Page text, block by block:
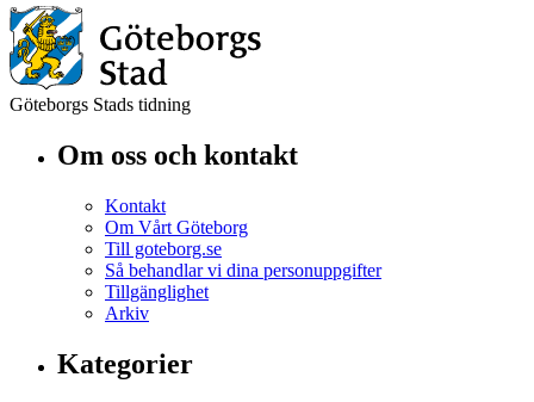
Göteborgs Stads tidning
Om oss och kontakt
Kontakt
Om Vårt Göteborg
Till goteborg.se
Så behandlar vi dina personuppgifter
Tillgänglighet
Arkiv
Kategorier